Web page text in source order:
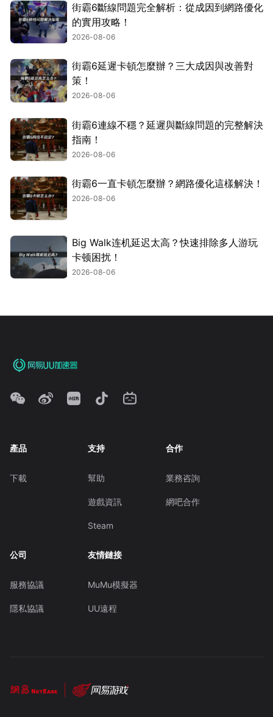
街霸6斷線問題完全解析：從成因到網路優化
的實用攻略！
2026-08-06
街霸6延遲卡頓怎麼辦？三大成因與改善對
策！
2026-08-06
街霸6連線不穩？延遲與斷線問題的完整解決
指南！
2026-08-06
街霸6一直卡頓怎麼辦？網路優化這樣解決！
2026-08-06
Big Walk连机延迟太高？快速排除多人游玩
卡顿困扰！
2026-08-06
產品
下載
支持
幫助
遊戲資訊
Steam
合作
業務咨詢
網吧合作
公司
服務協議
隱私協議
友情鏈接
MuMu模擬器
UU遠程